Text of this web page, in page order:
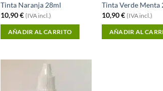
Tinta Naranja 28ml
10,90€ (IVA incl.)
AÑADIR AL CARRITO
Tinta Verde Menta
10,90€ (IVA incl.)
AÑADIR AL